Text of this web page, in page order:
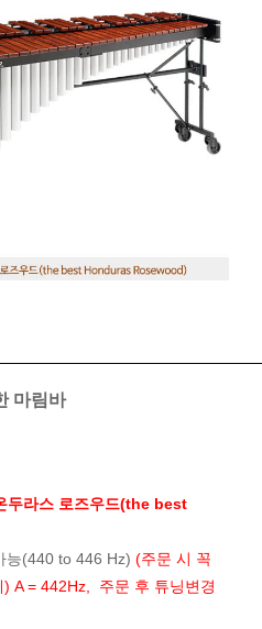
마림바
두라스 로즈우드(the best
능(440 to 446 Hz) (주문 시 꼭
A = 442Hz, 주문 후 튜닝변경